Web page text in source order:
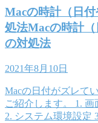
Macの時計（日
処法Macの時計
の対処法
2021年8月10日
Macの日付がズレて
ご紹介します。 1.
2. システム環境設定